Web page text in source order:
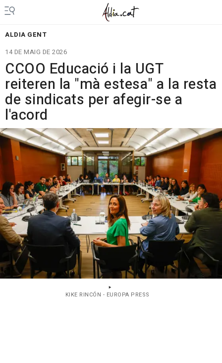
ALDIA GENT
14 DE MAIG DE 2026
CCOO Educació i la UGT
reiteren la "mà estesa" a la resta
de sindicats per afegir-se a
l'acord
KIKE RINCÓN - EUROPA PRESS